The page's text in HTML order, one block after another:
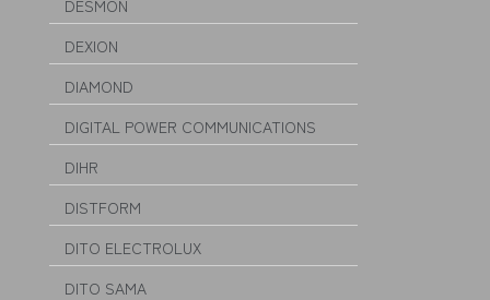
DESMON
DEXION
DIAMOND
DIGITAL POWER COMMUNICATIONS
DIHR
DISTFORM
DITO ELECTROLUX
DITO SAMA